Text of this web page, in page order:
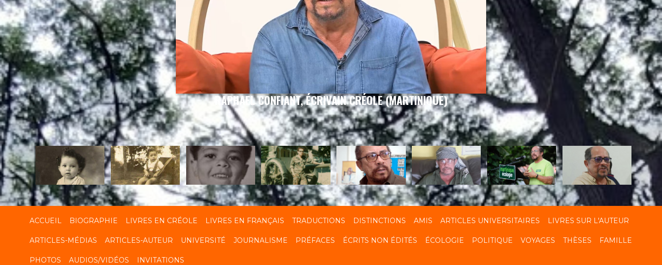
RAPHAEL CONFIANT, ÉCRIVAIN CRÉOLE (MARTINIQUE)
ACCUEIL BIOGRAPHIE LIVRES EN CRÉOLE LIVRES EN FRANÇAIS TRADUCTIONS DISTINCTIONS AMIS ARTICLES UNIVERSITAIRES LIVRES SUR L'AUTEUR
ARTICLES-MÉDIAS ARTICLES-AUTEUR UNIVERSITÉ JOURNALISME PRÉFACES ÉCRITS NON ÉDITÉS ÉCOLOGIE POLITIQUE VOYAGES THÈSES FAMILLE
PHOTOS AUDIOS/VIDÉOS INVITATIONS